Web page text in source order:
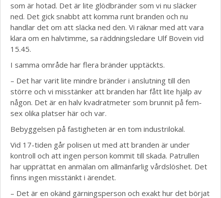
som är hotad. Det är lite glödbränder som vi nu släcker
ned. Det gick snabbt att komma runt branden och nu
handlar det om att släcka ned den. Vi räknar med att vara
klara om en halvtimme, sa räddningsledare Ulf Bovein vid
15.45.
I samma område har flera bränder upptäckts.
– Det har varit lite mindre bränder i anslutning till den
större och vi misstänker att branden har fått lite hjälp av
någon. Det är en halv kvadratmeter som brunnit på fem-
sex olika platser här och var.
Bebyggelsen på fastigheten är en tom industrilokal.
Vid 17-tiden går polisen ut med att branden är under
kontroll och att ingen person kommit till skada. Patrullen
har upprättat en anmälan om allmänfarlig vårdslöshet. Det
finns ingen misstänkt i ärendet.
– Det är en okänd gärningsperson och exakt hur det börjat